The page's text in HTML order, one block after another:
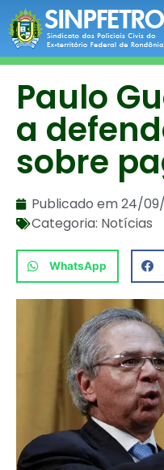
Paulo
a
sobre
Publicado em24/09/
Categoria: Notícias
WhatsApp